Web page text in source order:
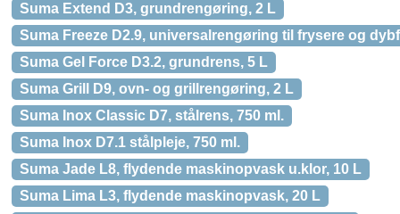
Suma Extend D3, grundrengøring, 2 L
Suma Freeze D2.9, universalrengøring til frysere og
Suma Gel Force D3.2, grundrens, 5 L
Suma Grill D9, ovn- og grillrengøring, 2 L
Suma Inox Classic D7, stålrens, 750 ml.
Suma Inox D7.1 stålpleje, 750 ml.
Suma Jade L8, flydende maskinopvask u.klor, 10 L
Suma Lima L3, flydende maskinopvask, 20 L